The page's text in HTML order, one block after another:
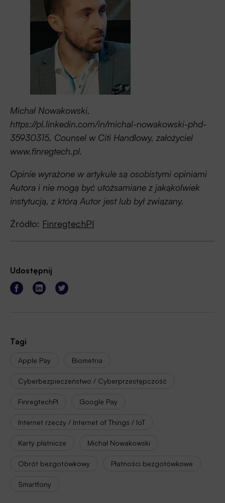
Michał Nowakowski,
https://pl.linkedin.com/in/michal-nowakowski-phd-
35930315, Counsel w Citi Handlowy, założyciel
www.finregtech.pl.
Opinie wyrażone w artykule są osobistymi opiniami
Autora i nie mogą być utożsamiane z jakąkolwiek
instytucją, z którą Autor jest lub był związany.
Źródło: FinregtechPl
Udostępnij
Tagi
Apple Pay Biometria
Cyberbezpieczeństwo / Cyberprzestępczość
FinregtechPl Google Pay
Internet rzeczy / Internet of Things / IoT
Karty płatnicze Michał Nowakowski
Obrót bezgotówkowy Płatności bezgotówkowe
Smartfony